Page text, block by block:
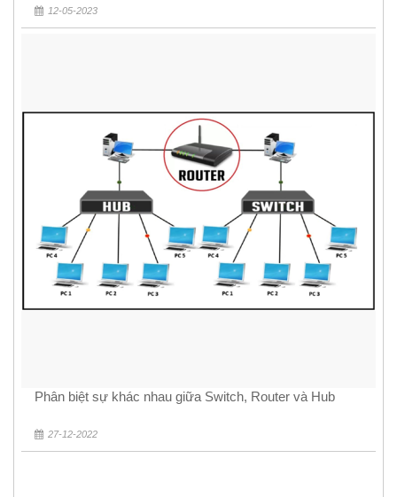
12-05-2023
Phân biệt sự khác nhau giữa Switch, Router và Hub
27-12-2022